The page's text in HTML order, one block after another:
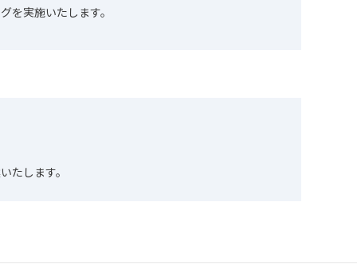
を実施いたします。
たします。